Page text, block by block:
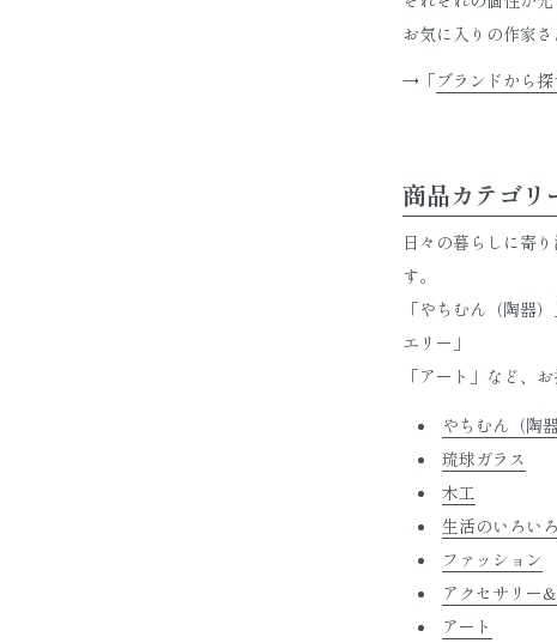
お気に入りの作家
→「ブランドから探
商品カテゴリ
日々の暮らしに寄
す。
「やちむん（陶器
エリー」
「アート」など、
やちむん（陶器
琉球ガラス
木工
生活のいろいろ
ファッション
アクセサリー
アート